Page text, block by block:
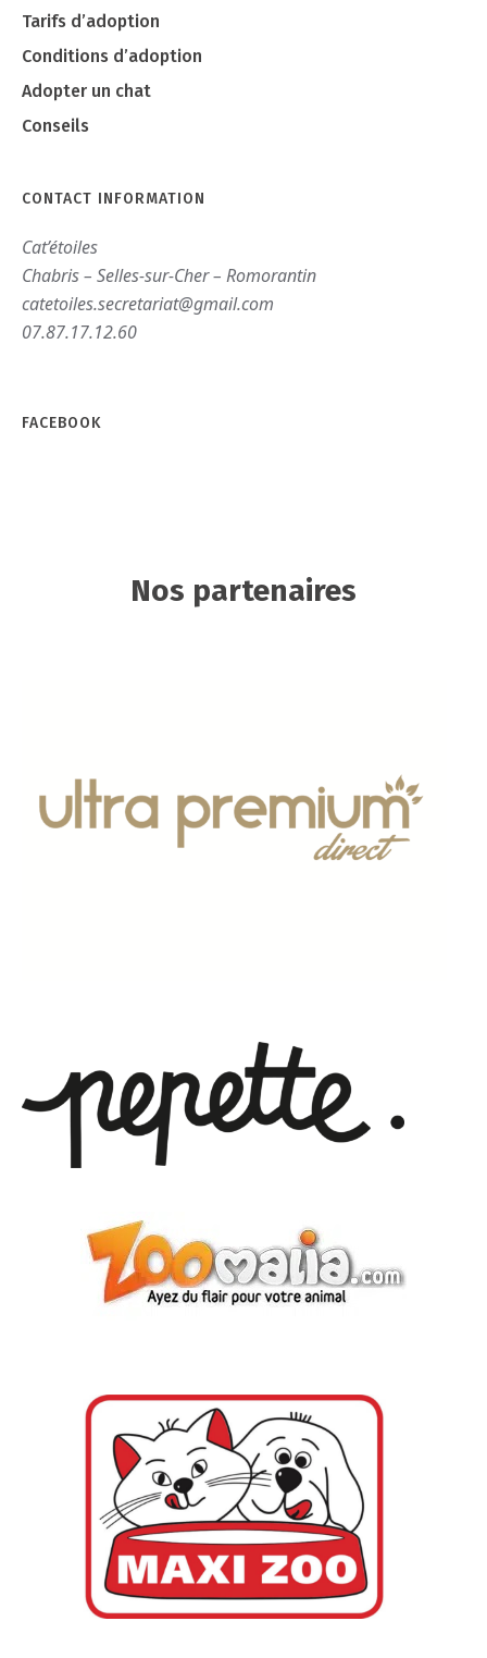
Tarifs d’adoption
Conditions d’adoption
Adopter un chat
Conseils
CONTACT INFORMATION
Cat’étoiles
Chabris – Selles-sur-Cher – Romorantin
catetoiles.secretariat@gmail.com
07.87.17.12.60
FACEBOOK
Nos partenaires